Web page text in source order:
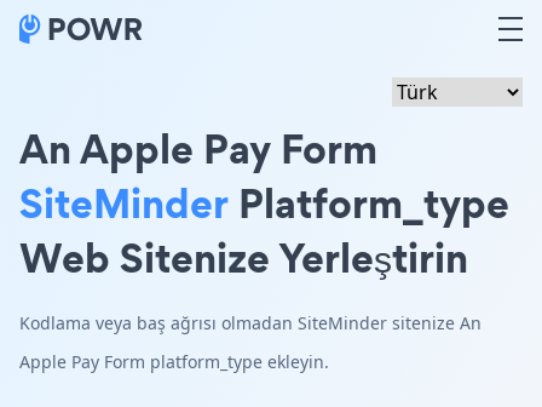
An Apple Pay Form
SiteMinder Platform_type
Web Sitenize Yerleştirin
Kodlama veya baş ağrısı olmadan SiteMinder sitenize An
Apple Pay Form platform_type ekleyin.